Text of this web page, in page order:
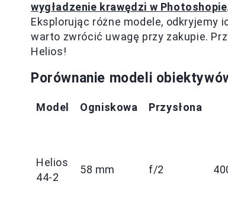
wygładzenie krawędzi w Photoshopie
Eksplorując różne modele, odkryjemy
warto zwrócić uwagę przy zakupie.
Helios!
Porównanie modeli
Model Ogniskowa Przysłona
Helios
44-2
58 mm f/2